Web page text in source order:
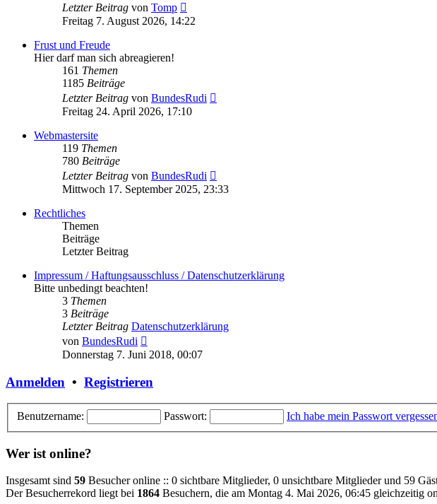
Letzter Beitrag von Tomp
Beitrag
Freitag 7. August 2026, 14:22
Frust und Freude
Hier darf man sich abreagieren!
161 Themen
1185 Beiträge
Letzter Beitrag von BundesRudi
Freitag 24. April 2026, 17:10
Webmastersite
119 Themen
780 Beiträge
Letzter Beitrag von BundesRudi
Beitrag
Mittwoch 17. September 2025, 23:33
Rechtliches
Themen
Beiträge
Letzter Beitrag
Impressum / Haftungsausschluss / Datenschutzerklärung
Bitte unbedingt beachten!
3 Themen
3 Beiträge
Letzter Beitrag Datenschutzerklärung
von BundesRudi
Beitrag
Donnerstag 7. Juni 2018, 00:07
Anmelden • Registrieren
Benutzername: Passwort: Ich habe mein Passwort
Wer ist online?
Insgesamt sind 59 Besucher online :: 0 sichtbare Mitglieder, 0 unsichtbare Mitglieder und 59
Der Besucherrekord liegt bei 1864 Besuchern, die am Montag 4. Mai 2026, 06:45 gleichzeitig